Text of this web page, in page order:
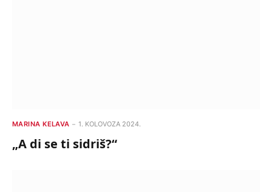
MARINA KELAVA 1. KOLOVOZA 2024.
„A di se ti sidriš?“